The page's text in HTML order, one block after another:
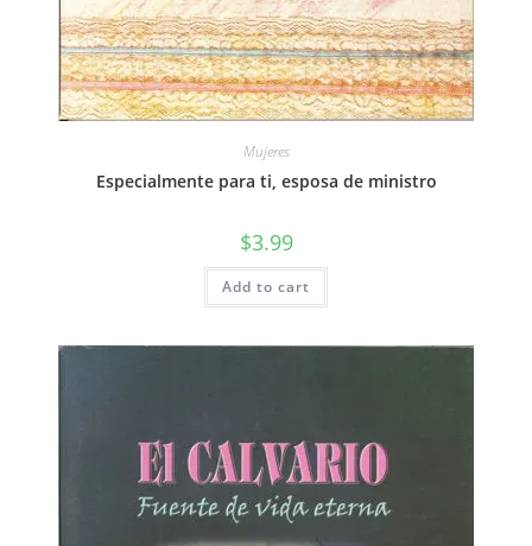
Mujeres
Especialmente para ti, esposa de ministro
$3.99
Add to cart